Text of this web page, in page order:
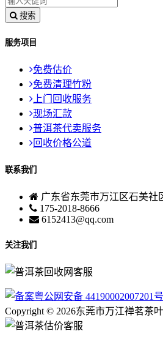
搜索
服务项目
免费估价
免费清理竹粉
上门回收服务
现场汇款
普洱茶代卖服务
回收价格公道
联系我们
广东省东莞市万江区石美社
175-2018-8666
6152413@qq.com
关注我们
粤公网安备 44190002007201号
Copyright © 2026东莞市万江禅茗茶